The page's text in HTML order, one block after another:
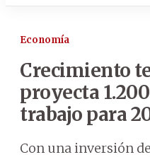
Economía
Crecimiento
proyecta
trabajo para
Con una inversión